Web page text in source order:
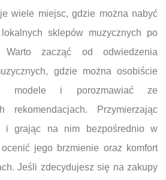
wiele miejsc, gdzie można nabyć
sklepów muzycznych po
Warto zacząć od odwiedzenia
gdzie można osobiście
modele i porozmawiać ze
rekomendacjach. Przymierzając
i grając na nim bezpośrednio w
jego brzmienie oraz komfort
Jeśli zdecydujesz się na zakupy